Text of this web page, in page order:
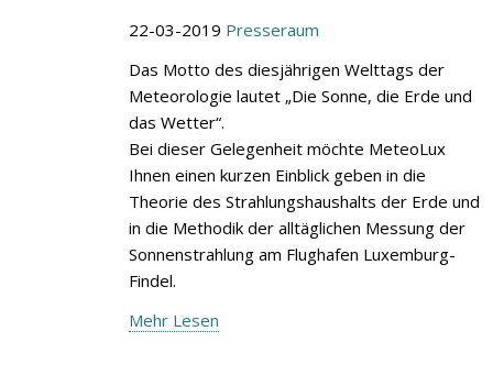
22-03-2019 Presseraum
Das Motto des diesjährigen Welttags der
Meteorologie lautet „Die Sonne, die Erde und
das Wetter“.
Bei dieser Gelegenheit möchte MeteoLux
Ihnen einen kurzen Einblick geben in die
Theorie des Strahlungshaushalts der Erde und
in die Methodik der alltäglichen Messung der
Sonnenstrahlung am Flughafen Luxemburg-
Findel.
Mehr Lesen